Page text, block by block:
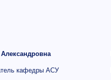
кафедры АСУ